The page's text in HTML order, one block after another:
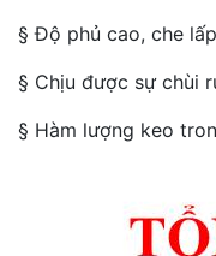
§ Độ phủ cao, che
§ Chịu được sự chùi
§ Hàm lượng keo